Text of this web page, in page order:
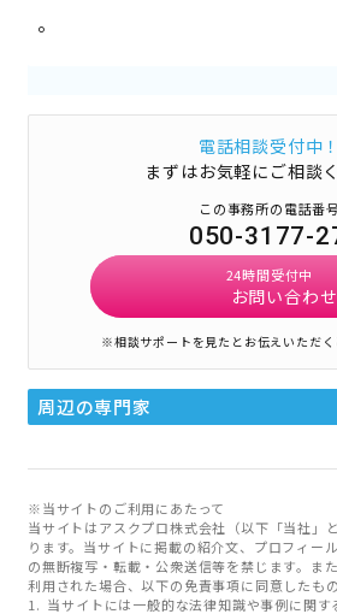
。
電話相談受付中！
まずはお気軽にご相談
この事務所の電話番号
050-3177-
24時間受付中
お問い合わせ
※相談サポートを見たとお伝えいただく
周辺の専門家
※当サイトのご利用にあたって
当サイトはアスクプロ株式会社（以下「当社」
ります。当サイトに掲載の紹介文、プロフィー
の無断複写・転載・公衆送信等を禁じます。ま
利用された場合、以下の免責事項に同意したもの
当サイトには一般的な法律知識や事例に関